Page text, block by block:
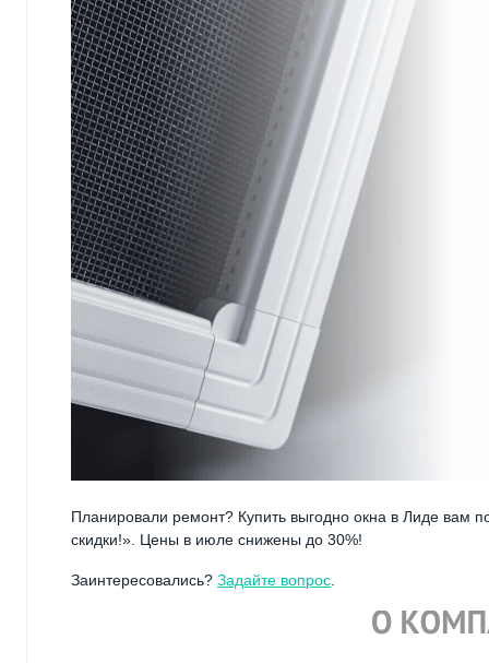
Планировали ремонт? Купить выгодно окна в Лиде вам
скидки!». Цены в июле снижены до 30%!
Заинтересовались? Задайте вопрос.